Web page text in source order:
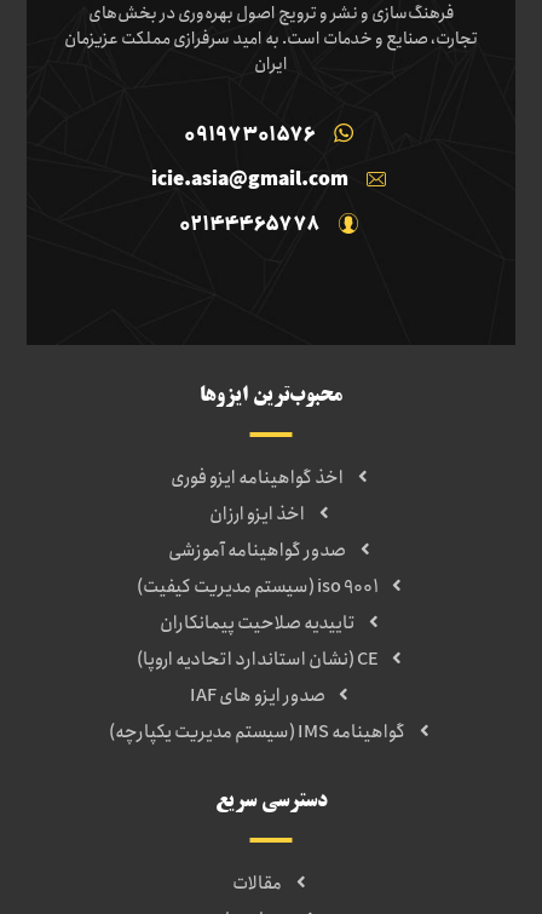
فرهنگ‌سازی و نشر و ترویج اصول بهره‌وری در بخش‌های
تجارت، صنایع و خدمات است. به امید سرفرازی مملکت عزیزمان
ایران
09197301576
icie.asia@gmail.com
02144465778
محبوب‌ترین ایزوها
اخذ گواهینامه ایزو فوری
اخذ ایزو ارزان
صدور گواهینامه آموزشی
iso 9001 (سیستم مدیریت کیفیت)
تاییدیه صلاحیت پیمانکاران
CE (نشان استاندارد اتحادیه اروپا)
صدور ایزو های IAF
گواهینامه IMS (سیستم مدیریت یکپارچه)
دسترسی سریع
مقالات